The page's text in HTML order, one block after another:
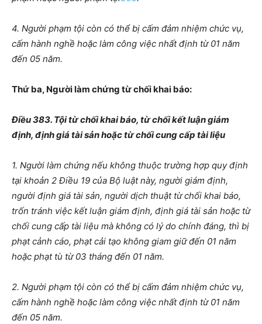
4. Người phạm tội còn có thể bị cấm đảm nhiệm chức vụ,
cấm hành nghề hoặc làm công việc nhất định từ 01 năm
đến 05 năm.
Thứ ba, Người làm chứng từ chối khai báo:
Điều 383. Tội từ chối khai báo, từ chối kết luận giám
định, định giá tài sản hoặc từ chối cung cấp tài liệu
1. Người làm chứng nếu không thuộc trường hợp quy định
tại khoản 2 Điều 19 của Bộ luật này, người giám định,
người định giá tài sản, người dịch thuật từ chối khai báo,
trốn tránh việc kết luận giám định, định giá tài sản hoặc từ
chối cung cấp tài liệu mà không có lý do chính đáng, thì bị
phạt cảnh cáo, phạt cải tạo không giam giữ đến 01 năm
hoặc phạt tù từ 03 tháng đến 01 năm.
2. Người phạm tội còn có thể bị cấm đảm nhiệm chức vụ,
cấm hành nghề hoặc làm công việc nhất định từ 01 năm
đến 05 năm.